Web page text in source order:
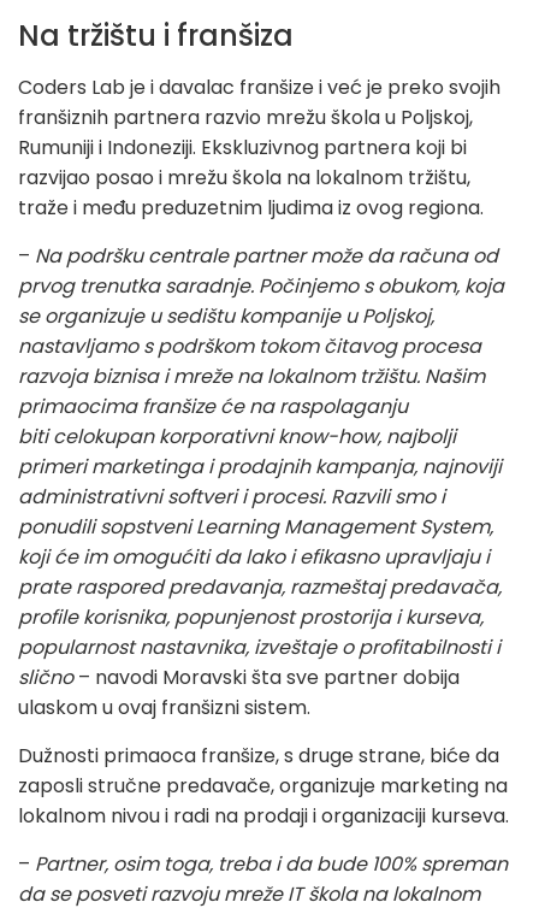
Na tržištu i franšiza
Coders Lab je i davalac franšize i već je preko svojih
franšiznih partnera razvio mrežu škola u Poljskoj,
Rumuniji i Indoneziji. Ekskluzivnog partnera koji bi
razvijao posao i mrežu škola na lokalnom tržištu,
traže i među preduzetnim ljudima iz ovog regiona.
– Na podršku centrale partner može da računa od
prvog trenutka saradnje. Počinjemo s obukom, koja
se organizuje u sedištu kompanije u Poljskoj,
nastavljamo s podrškom tokom čitavog procesa
razvoja biznisa i mreže na lokalnom tržištu. Našim
primaocima franšize će na raspolaganju
biti celokupan korporativni know-how, najbolji
primeri marketinga i prodajnih kampanja, najnoviji
administrativni softveri i procesi. Razvili smo i
ponudili sopstveni Learning Management System,
koji će im omogućiti da lako i efikasno upravljaju i
prate raspored predavanja, razmeštaj predavača,
profile korisnika, popunjenost prostorija i kurseva,
popularnost nastavnika, izveštaje o profitabilnosti i
slično– navodi Moravski šta sve partner dobija
ulaskom u ovaj franšizni sistem.
Dužnosti primaoca franšize, s druge strane, biće da
zaposli stručne predavače, organizuje marketing na
lokalnom nivou i radi na prodaji i organizaciji kurseva.
– Partner, osim toga, treba i da bude 100% spreman
da se posveti razvoju mreže IT škola na lokalnom